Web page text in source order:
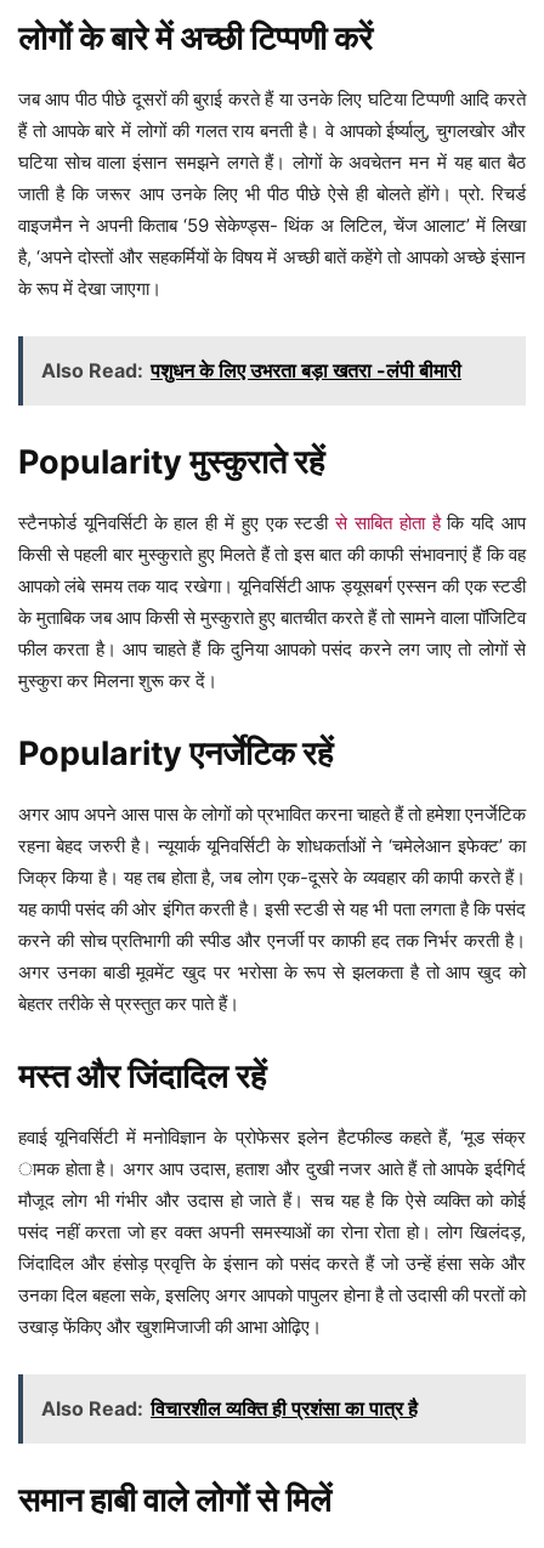
लोगों के बारे में अच्छी टिप्पणी करें
जब आप पीठ पीछे दूसरों की बुराई करते हैं या उनके लिए घटिया टिप्पणी आदि करते
हैं तो आपके बारे में लोगों की गलत राय बनती है। वे आपको ईर्ष्यालु, चुगलखोर और
घटिया सोच वाला इंसान समझने लगते हैं। लोगों के अवचेतन मन में यह बात बैठ
जाती है कि जरूर आप उनके लिए भी पीठ पीछे ऐसे ही बोलते होंगे। प्रो. रिचर्ड
वाइजमैन ने अपनी किताब ‘59 सेकेण्ड्स- थिंक अ लिटिल, चेंज आलाट’ में लिखा
है, ‘अपने दोस्तों और सहकर्मियों के विषय में अच्छी बातें कहेंगे तो आपको अच्छे इंसान
के रूप में देखा जाएगा।
Also Read: पशुधन के लिए उभरता बड़ा खतरा -लंपी बीमारी
Popularity मुस्कुराते रहें
स्टैनफोर्ड यूनिवर्सिटी के हाल ही में हुए एक स्टडीसे साबित होता हैकि यदि आप
किसी से पहली बार मुस्कुराते हुए मिलते हैं तो इस बात की काफी संभावनाएं हैं कि वह
आपको लंबे समय तक याद रखेगा। यूनिवर्सिटी आफ ड्यूसबर्ग एस्सन की एक स्टडी
के मुताबिक जब आप किसी से मुस्कुराते हुए बातचीत करते हैं तो सामने वाला पॉजिटिव
फील करता है। आप चाहते हैं कि दुनिया आपको पसंद करने लग जाए तो लोगों से
मुस्कुरा कर मिलना शुरू कर दें।
Popularity एनर्जेटिक रहें
अगर आप अपने आस पास के लोगों को प्रभावित करना चाहते हैं तो हमेशा एनर्जेटिक
रहना बेहद जरुरी है। न्यूयार्क यूनिवर्सिटी के शोधकर्ताओं ने ‘चमेलेआन इफेक्ट’ का
जिक्र किया है। यह तब होता है, जब लोग एक-दूसरे के व्यवहार की कापी करते हैं।
यह कापी पसंद की ओर इंगित करती है। इसी स्टडी से यह भी पता लगता है कि पसंद
करने की सोच प्रतिभागी की स्पीड और एनर्जी पर काफी हद तक निर्भर करती है।
अगर उनका बाडी मूवमेंट खुद पर भरोसा के रूप से झलकता है तो आप खुद को
बेहतर तरीके से प्रस्तुत कर पाते हैं।
मस्त और जिंदादिल रहें
हवाई यूनिवर्सिटी में मनोविज्ञान के प्रोफेसर इलेन हैटफील्ड कहते हैं, ‘मूड संक्र
ामक होता है। अगर आप उदास, हताश और दुखी नजर आते हैं तो आपके इर्दगिर्द
मौजूद लोग भी गंभीर और उदास हो जाते हैं। सच यह है कि ऐसे व्यक्ति को कोई
पसंद नहीं करता जो हर वक्त अपनी समस्याओं का रोना रोता हो। लोग खिलंदड़,
जिंदादिल और हंसोड़ प्रवृत्ति के इंसान को पसंद करते हैं जो उन्हें हंसा सके और
उनका दिल बहला सके, इसलिए अगर आपको पापुलर होना है तो उदासी की परतों को
उखाड़ फेंकिए और खुशमिजाजी की आभा ओढ़िए।
Also Read: विचारशील व्यक्ति ही प्रशंसा का पात्र है
समान हाबी वाले लोगों से मिलें